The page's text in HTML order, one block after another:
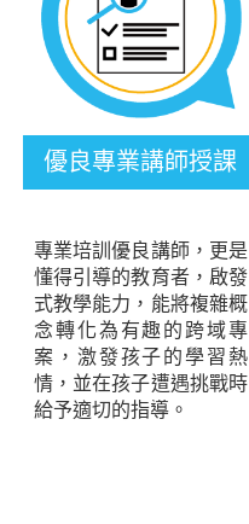
優良專業講師授課
專業培訓優良講師，更是
懂得引導的教育者，啟發
式教學能力，能將複雜概
念轉化為有趣的跨域專
案，激發孩子的學習熱
情，並在孩子遭遇挑戰時
給予適切的指導。